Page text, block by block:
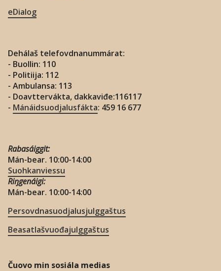
eDialog
Dehálaš telefovdnanummárat:
- Buollin: 110
- Politiija: 112
- Ambulansa: 113
- Doavttervákta, dakkaviđe:116117
- Mánáidsuodjalusfákta: 459 16 677
Rabasáiggit:
Mán-bear. 10:00-14:00
Suohkanviessu
Riŋgenáigi:
Mán-bear. 10:00-14:00
Persovdnasuodjalusjulggaštus
Beasatlašvuođajulggaštus
Čuovo min sosiála medias